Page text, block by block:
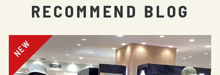
RECOMMEND BLOG